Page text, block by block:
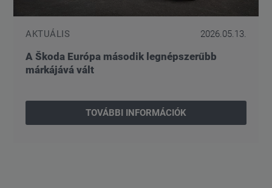
AKTUÁLIS 2026.05.13.
A Škoda Európa második legnépszerűbb
márkájává vált
TOVÁBBI INFORMÁCIÓK